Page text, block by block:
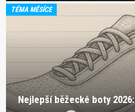
TÉMA MĚSÍCE
Nejlepší běžecké boty